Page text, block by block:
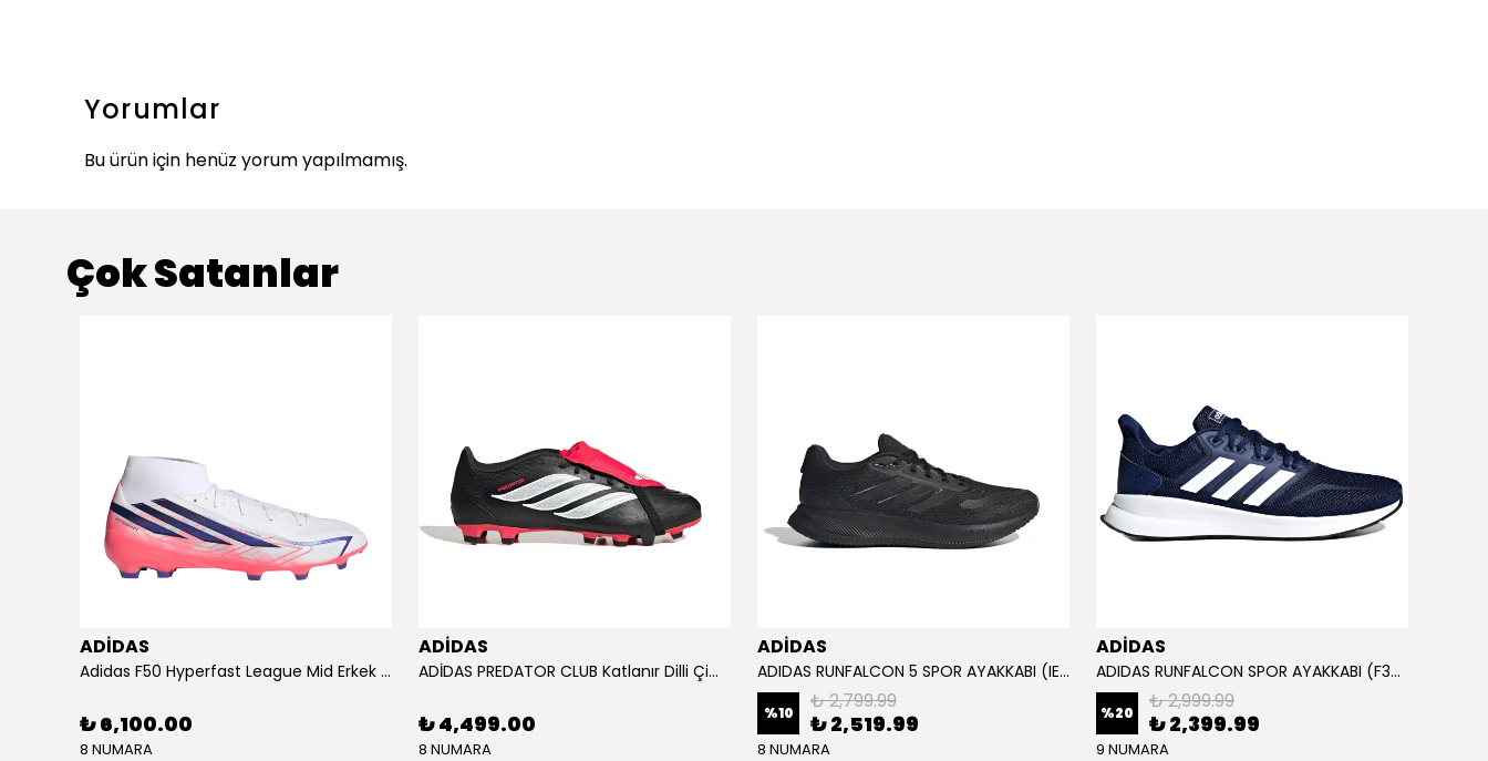
Yorumlar
Bu ürün için henüz yorum yapılmamış.
Çok Satanlar
ADİDAS
Adidas F50 Hyperfast League Mid Erkek Krampon (IH7090)
₺ 6,100.00
8 NUMARA
ADİDAS
ADİDAS PREDATOR CLUB Katlanır Dilli Çim Saha/Çoklu Zemin Kramponu JR3330
₺ 4,499.00
8 NUMARA
ADİDAS
ADIDAS RUNFALCON 5 SPOR AYAKKABI (IE8812)
%10 ₺ 2,799.99
₺ 2,519.99
8 NUMARA
ADİDAS
ADIDAS RUNFALCON SPOR AYAKKABI (F36201)
%20 ₺ 2,999.99
₺ 2,399.99
9 NUMARA